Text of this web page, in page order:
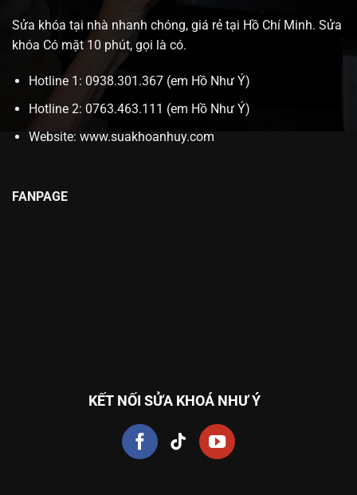
Sửa khóa tại nhà nhanh chóng, giá rẻ tại Hồ Chí Minh. Sửa
khóa Có mặt 10 phút, gọi là có.
Hotline 1: 0938.301.367 (em Hồ Như Ý)
Hotline 2: 0763.463.111 (em Hồ Như Ý)
Website: www.suakhoanhuy.com
FANPAGE
KẾT NỐI SỬA KHOÁ NHƯ Ý